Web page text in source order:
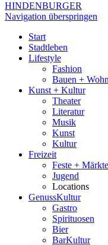
HINDENBURGER
Navigation überspringen
Start
Stadtleben
Lifestyle
Fashion
Bauen +
Kunst + Kultur
Theater
Literatur
Musik
Kunst
Kultur
Freizeit
Feste + Märkte
Jugend
Locations
GenussKultur
Gastro
Spirituosen
Bier
BarKultur